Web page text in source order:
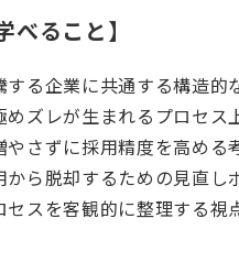
べること】
する企業に共通する構造的
めズレが生まれるプロセス
やさずに採用精度を高める
ら脱却するための見直し
セスを客観的に整理する視